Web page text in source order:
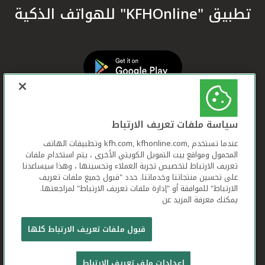
تطبيق "KFHOnline" للهواتف الذكية
بيت التمويل الكويتي جميع الحقوق محفوظة © 2026
شروط وأحكام استخدام الموقع الإلكتروني
سياسة ملفات تعريف الارتباط
عندما تستخدم ,kfh.com, kfhonline.com وتطبيقات الهاتف
المحمول ومواقع بيت التمويل الكويتي الأخرى ، يتم استخدام ملفات
تعريف الارتباط لتخصيص تجربة العملاء وتحسينها ، وهذا سيساعدنا
على تحسين منتجاتنا وخدماتنا. حدد "قبول جميع ملفات تعريف
الارتباط" للموافقة أو "إدارة ملفات تعريف الارتباط" لمراجعتها.
يمكنك معرفة المزيد عن
قبول ملفات تعريف الارتباط كلها